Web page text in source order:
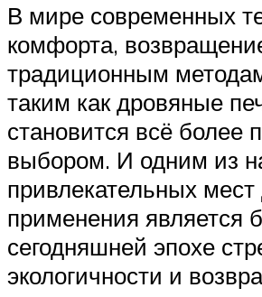
В мире современных
комфорта,
традиционным
таким как дровяные
становится всё более
выбором. И одним из
привлекательных
применения является
сегодняшней эпохе
экологичности и